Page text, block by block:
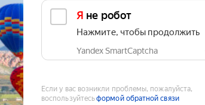
Я не робот
Нажмите, чтобы продолжить
Yandex SmartCaptcha
Если у вас возникли проблемы, пожалуйста,
воспользуйтесьформой обратной связи